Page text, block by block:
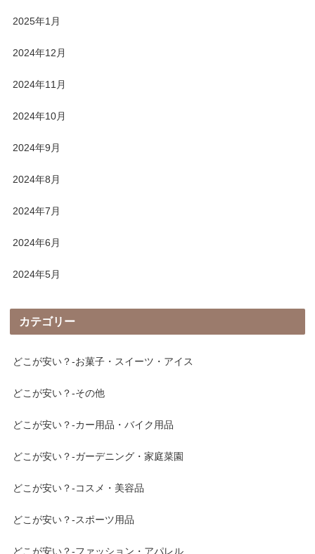
2025年1月
2024年12月
2024年11月
2024年10月
2024年9月
2024年8月
2024年7月
2024年6月
2024年5月
カテゴリー
どこが安い？-お菓子・スイーツ・アイス
どこが安い？-その他
どこが安い？-カー用品・バイク用品
どこが安い？-ガーデニング・家庭菜園
どこが安い？-コスメ・美容品
どこが安い？-スポーツ用品
どこが安い？-ファッション・アパレル